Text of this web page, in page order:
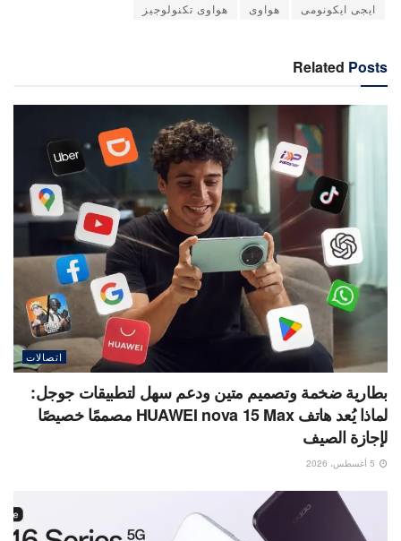
ايجى ايكونومى هواوى هواوى تكنولوجيز
Related Posts
اتصالات
بطارية ضخمة وتصميم متين ودعم سهل لتطبيقات جوجل:
لماذا يُعد هاتف HUAWEI nova 15 Max مصممًا خصيصًا
لإجازة الصيف